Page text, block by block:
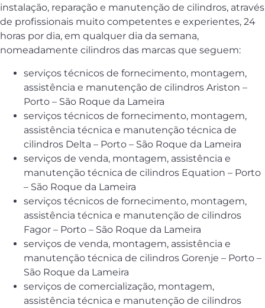
instalação, reparação e manutenção de cilindros, através
de profissionais muito competentes e experientes, 24
horas por dia, em qualquer dia da semana,
nomeadamente cilindros das marcas que seguem:
serviços técnicos de fornecimento, montagem,
assistência e manutenção de cilindros Ariston –
Porto – São Roque da Lameira
serviços técnicos de fornecimento, montagem,
assistência técnica e manutenção técnica de
cilindros Delta – Porto – São Roque da Lameira
serviços de venda, montagem, assistência e
manutenção técnica de cilindros Equation – Porto
– São Roque da Lameira
serviços técnicos de fornecimento, montagem,
assistência técnica e manutenção de cilindros
Fagor – Porto – São Roque da Lameira
serviços de venda, montagem, assistência e
manutenção técnica de cilindros Gorenje – Porto –
São Roque da Lameira
serviços de comercialização, montagem,
assistência técnica e manutenção de cilindros